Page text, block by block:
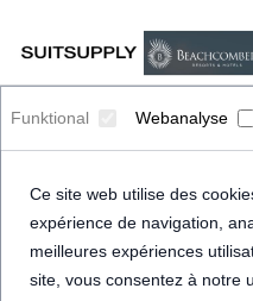
Funktional Webanalyse
Ce site web utilise des
expérience de navigation,
meilleures expériences
site, vous consentez à notre